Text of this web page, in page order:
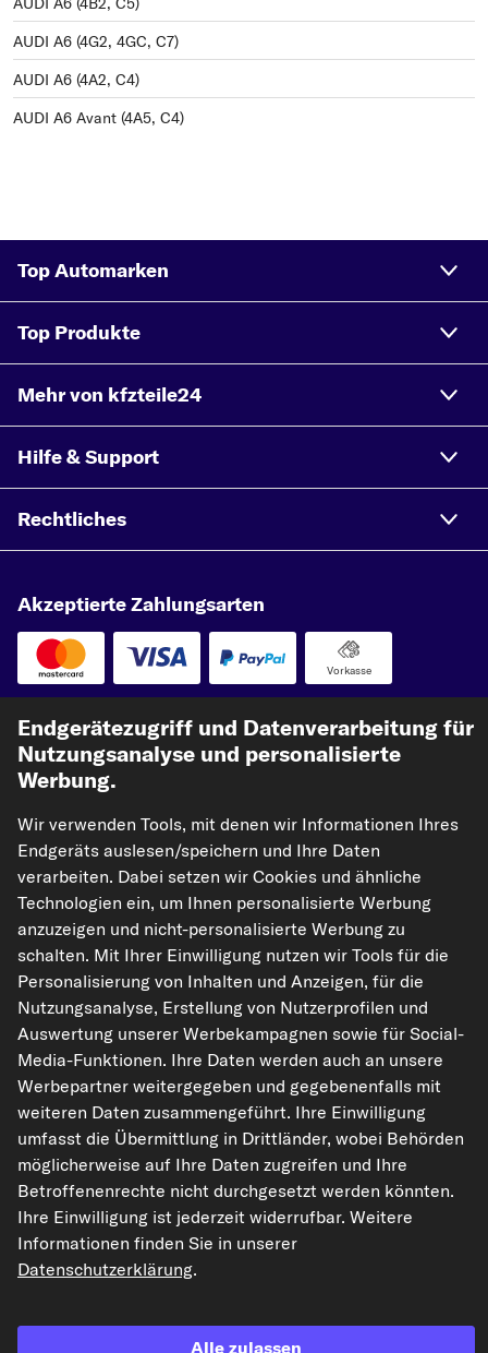
AUDI A6 (4G2, 4GC, C7)
AUDI A6 (4A2, C4)
AUDI A6 Avant (4A5, C4)
Top Automarken
Top Produkte
Mehr von kfzteile24
Hilfe & Support
Rechtliches
Akzeptierte Zahlungsarten
Vorkasse
Unsere Versandpartner
kfzteile24.de carpardoo.nl
carpardoo.fr
carpardoo.dk
nicht vervielfältigt werden. Die Vervielfältigung und Verbreitung der Daten und
der Datenbank ohne vorherige Einwilligung von TecAlliance und/oder die
Einbeziehung Dritter in solche Aktivitäten ist streng verboten. Jegliche
unautorisierte Nutzung von Inhalten stellt eine Verletzung des Urheberrechts
dar und kann rechtliche Schritte nach sich ziehen.
Vertrag widerrufen
© 2026 kfzteile24 GmbH - Alle Rechte vorbehalten.
Endgerätezugriff und Datenverarbeitung für
Nutzungsanalyse und personalisierte
Werbung.
Wir verwenden Tools, mit denen wir Informationen Ihres
Endgeräts auslesen/speichern und Ihre Daten
verarbeiten. Dabei setzen wir Cookies und ähnliche
Technologien ein, um Ihnen personalisierte Werbung
anzuzeigen und nicht-personalisierte Werbung zu
schalten. Mit Ihrer Einwilligung nutzen wir Tools für die
Personalisierung von Inhalten und Anzeigen, für die
Nutzungsanalyse, Erstellung von Nutzerprofilen und
Auswertung unserer Werbekampagnen sowie für Social-
Media-Funktionen. Ihre Daten werden auch an unsere
Werbepartner weitergegeben und gegebenenfalls mit
weiteren Daten zusammengeführt. Ihre Einwilligung
umfasst die Übermittlung in Drittländer, wobei Behörden
möglicherweise auf Ihre Daten zugreifen und Ihre
Betroffenenrechte nicht durchgesetzt werden könnten.
Ihre Einwilligung ist jederzeit widerrufbar. Weitere
Informationen finden Sie in unserer
Datenschutzerklärung.
Alle zulassen